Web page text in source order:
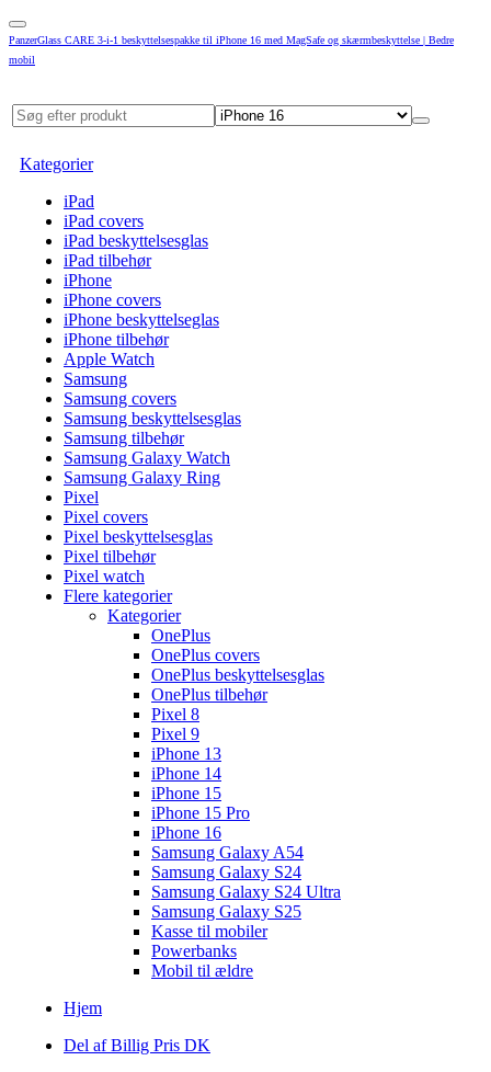
PanzerGlass CARE 3-i-1 beskyttelsespakke til iPhone 16 med MagSafe og skærmbeskyttelse | Bedre
mobil
Kategorier
iPad
iPad covers
iPad beskyttelsesglas
iPad tilbehør
iPhone
iPhone covers
iPhone beskyttelseglas
iPhone tilbehør
Apple Watch
Samsung
Samsung covers
Samsung beskyttelsesglas
Samsung tilbehør
Samsung Galaxy Watch
Samsung Galaxy Ring
Pixel
Pixel covers
Pixel beskyttelsesglas
Pixel tilbehør
Pixel watch
Flere kategorier
Kategorier
OnePlus
OnePlus covers
OnePlus beskyttelsesglas
OnePlus tilbehør
Pixel 8
Pixel 9
iPhone 13
iPhone 14
iPhone 15
iPhone 15 Pro
iPhone 16
Samsung Galaxy A54
Samsung Galaxy S24
Samsung Galaxy S24 Ultra
Samsung Galaxy S25
Kasse til mobiler
Powerbanks
Mobil til ældre
Hjem
Del af Billig Pris DK